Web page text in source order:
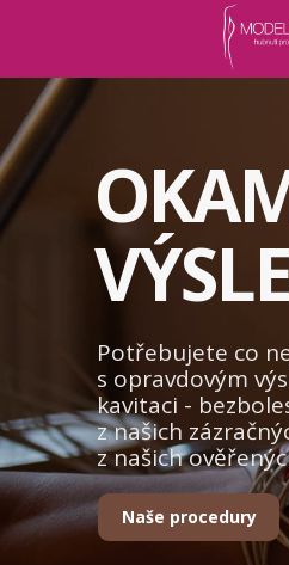
Potřebujete co
s opravdovým
kavitaci -
z našich
z našich
Naše procedury